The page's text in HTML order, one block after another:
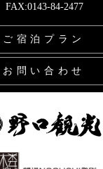
FAX:0143-84-2477
ご宿泊プラン
お問い合わせ